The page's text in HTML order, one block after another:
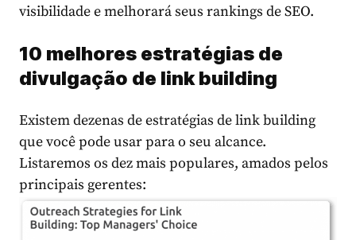
visibilidade e melhorará seus rankings de SEO.
10 melhores estratégias de
divulgação de link building
Existem dezenas de estratégias de link building
que você pode usar para o seu alcance.
Listaremos os dez mais populares, amados pelos
principais gerentes: